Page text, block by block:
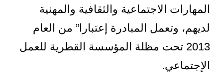
المهارات الاجتماعية والثقافية والمهنية
لديهم، وتعمل المبادرة إعتبارا” من العام
2013 تحت مظلة المؤسسة القطرية للعمل
الإجتماعي.